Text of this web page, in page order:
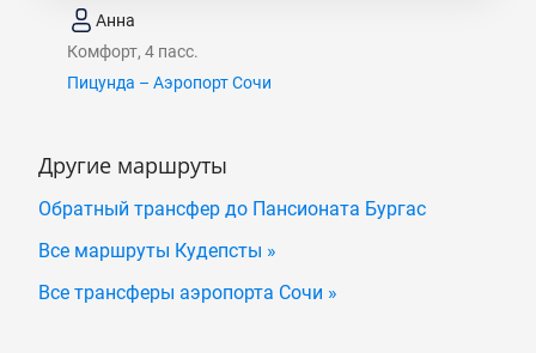
Анна
Комфорт, 4 пасс.
Пицунда – Аэропорт Сочи
Другие маршруты
Обратный трансфер до Пансионата Бургас
Все маршруты Кудепсты »
Все трансферы аэропорта Сочи »